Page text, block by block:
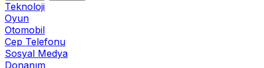
Teknoloji
Oyun
Otomobil
Cep Telefonu
Sosyal Medya
Donanım